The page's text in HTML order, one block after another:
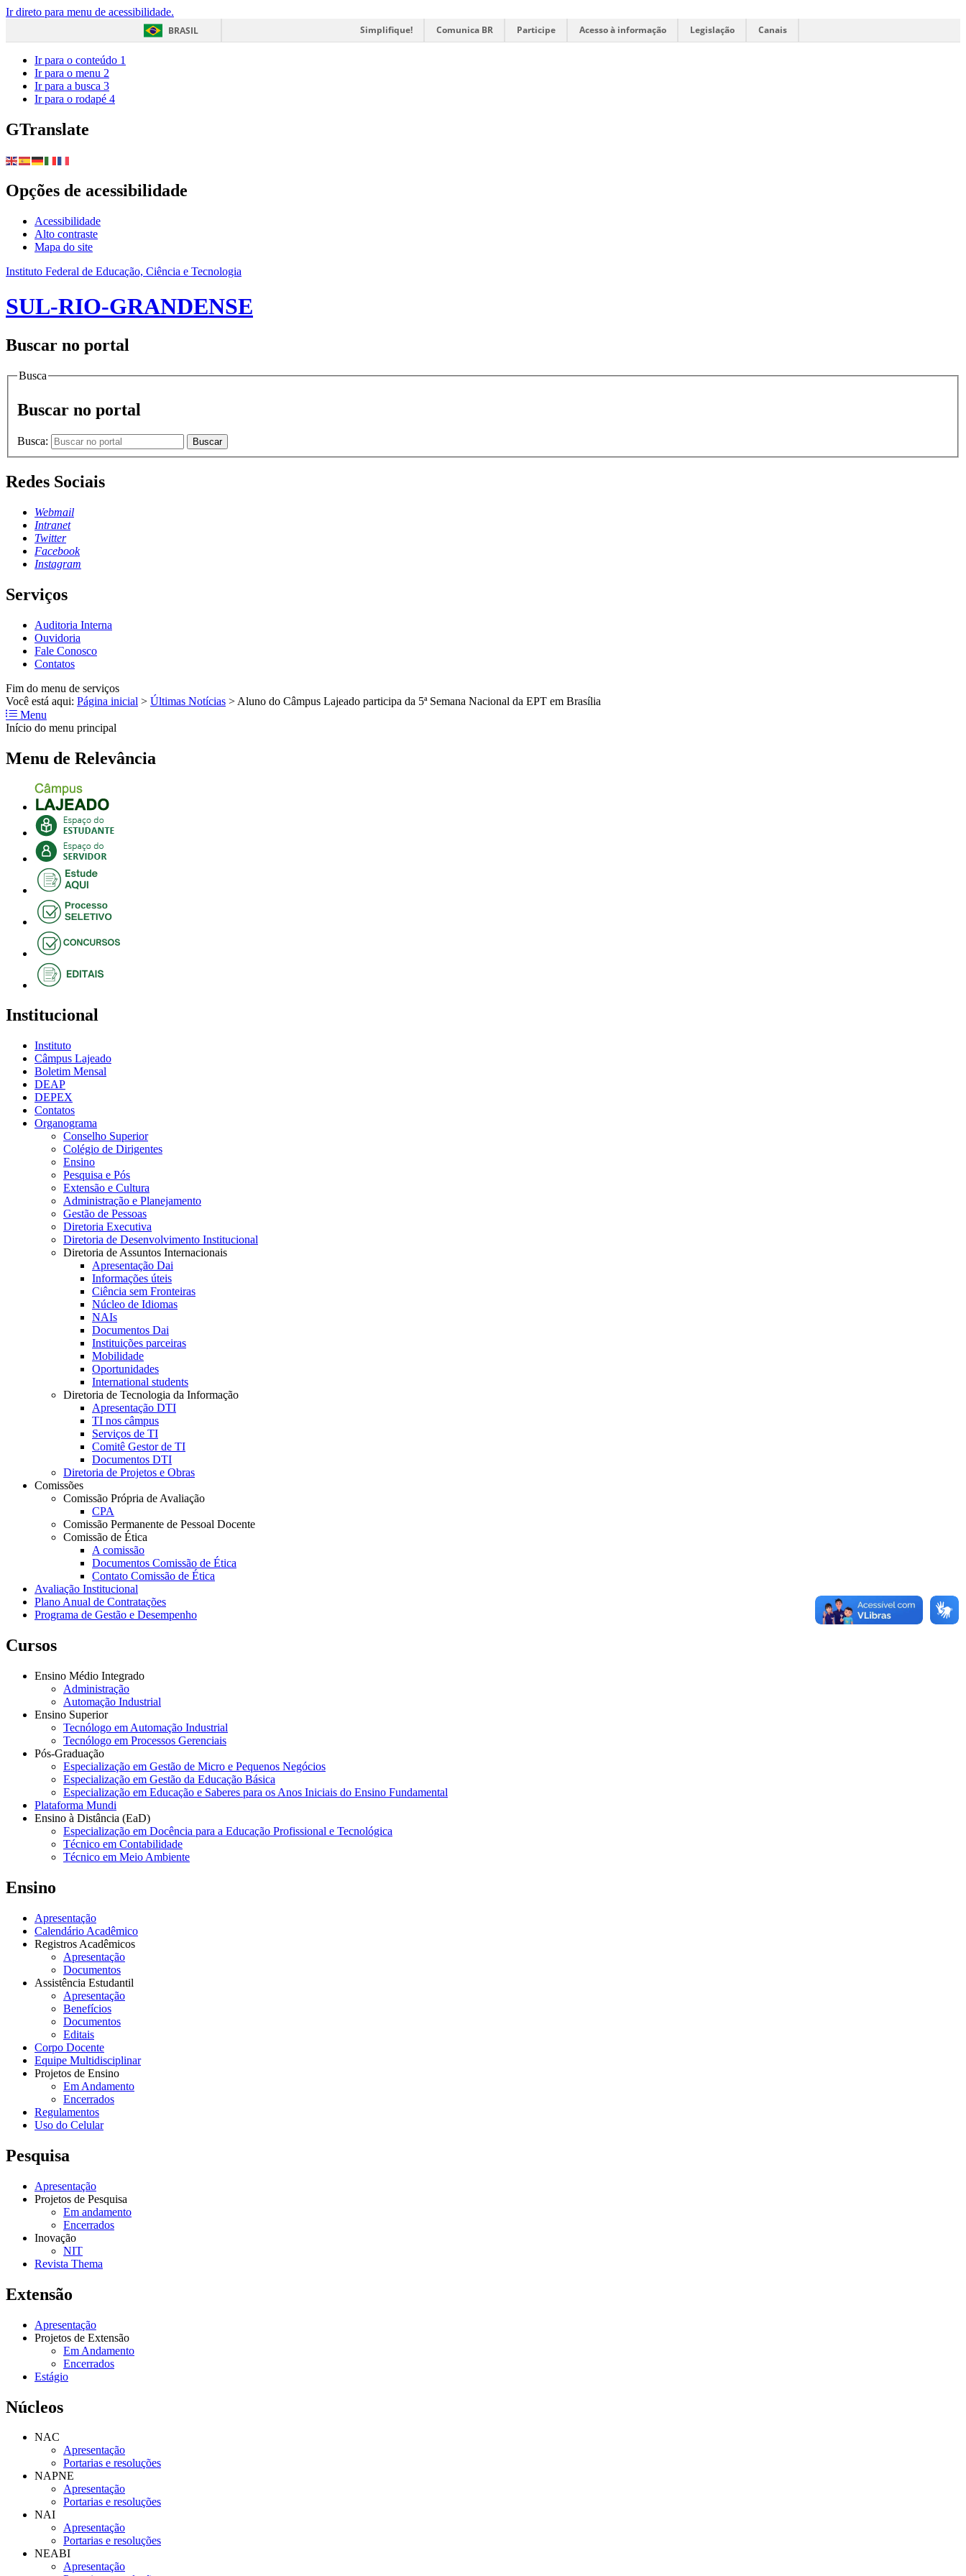
Ir direto para menu de acessibilidade.
BRASIL
Simplifique! Comunica BR Participe Acesso à informação Legislação Canais
Ir para o conteúdo 1
Ir para o menu 2
Ir para a busca 3
Ir para o rodapé 4
GTranslate
Opções de acessibilidade
Acessibilidade
Alto contraste
Mapa do site
Instituto Federal de Educação, Ciência e Tecnologia
SUL-RIO-GRANDENSE
Buscar no portal
Busca
Buscar no portal
Busca: Buscar
Redes Sociais
Webmail
Intranet
Twitter
Facebook
Instagram
Serviços
Auditoria Interna
Ouvidoria
Fale Conosco
Contatos
Fim do menu de serviços
Você está aqui: Página inicial > Últimas Notícias > Aluno do Câmpus Lajeado participa da 5ª Semana Nacional da EPT em Brasília
Menu
Início do menu principal
Menu de Relevância
Institucional
Instituto
Câmpus Lajeado
Boletim Mensal
DEAP
DEPEX
Contatos
Organograma
Conselho Superior
Colégio de Dirigentes
Ensino
Pesquisa e Pós
Extensão e Cultura
Administração e Planejamento
Gestão de Pessoas
Diretoria Executiva
Diretoria de Desenvolvimento Institucional
Diretoria de Assuntos Internacionais
Apresentação Dai
Informações úteis
Ciência sem Fronteiras
Núcleo de Idiomas
NAIs
Documentos Dai
Instituições parceiras
Mobilidade
Oportunidades
International students
Diretoria de Tecnologia da Informação
Apresentação DTI
TI nos câmpus
Serviços de TI
Comitê Gestor de TI
Documentos DTI
Diretoria de Projetos e Obras
Comissões
Comissão Própria de Avaliação
CPA
Comissão Permanente de Pessoal Docente
Comissão de Ética
A comissão
Documentos Comissão de Ética
Contato Comissão de Ética
Avaliação Institucional
Plano Anual de Contratações
Programa de Gestão e Desempenho
Cursos
Ensino Médio Integrado
Administração
Automação Industrial
Ensino Superior
Tecnólogo em Automação Industrial
Tecnólogo em Processos Gerenciais
Pós-Graduação
Especialização em Gestão de Micro e Pequenos Negócios
Especialização em Gestão da Educação Básica
Especialização em Educação e Saberes para os Anos Iniciais do Ensino Fundamental
Plataforma Mundi
Ensino à Distância (EaD)
Especialização em Docência para a Educação Profissional e Tecnológica
Técnico em Contabilidade
Técnico em Meio Ambiente
Ensino
Apresentação
Calendário Acadêmico
Registros Acadêmicos
Apresentação
Documentos
Assistência Estudantil
Apresentação
Benefícios
Documentos
Editais
Corpo Docente
Equipe Multidisciplinar
Projetos de Ensino
Em Andamento
Encerrados
Regulamentos
Uso do Celular
Pesquisa
Apresentação
Projetos de Pesquisa
Em andamento
Encerrados
Inovação
NIT
Revista Thema
Extensão
Apresentação
Projetos de Extensão
Em Andamento
Encerrados
Estágio
Núcleos
NAC
Apresentação
Portarias e resoluções
NAPNE
Apresentação
Portarias e resoluções
NAI
Apresentação
Portarias e resoluções
NEABI
Apresentação